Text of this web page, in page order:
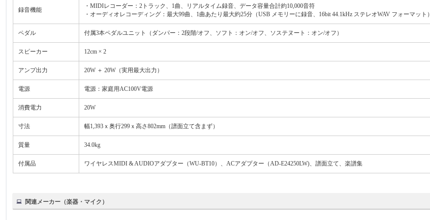
録音機能
・MIDIレコーダー：2トラック、1曲、リアルタイム録音、データ容量合計約10,000音符
・オーディオレコーディング：最大99曲、1曲あたり最大約25分（USB メモリーに録音、16bit 44.1kHz ステレオWAV フォーマット）
ペダル 付属3本ペダルユニット（ダンパー：2段階/オフ、ソフト：オン/オフ、ソステヌート：オン/オフ）
スピーカー 12cm × 2
アンプ出力 20W ＋ 20W（実用最大出力）
電源 電源：家庭用AC100V電源
消費電力 20W
寸法 幅1,393ｘ奥行299ｘ高さ802mm（譜面立て含まず）
質量 34.0kg
付属品 ワイヤレスMIDI & AUDIOアダプター（WU-BT10）、ACアダプター（AD-E24250LW)、譜面立て、楽譜集
関連メーカー（楽器・マイク）